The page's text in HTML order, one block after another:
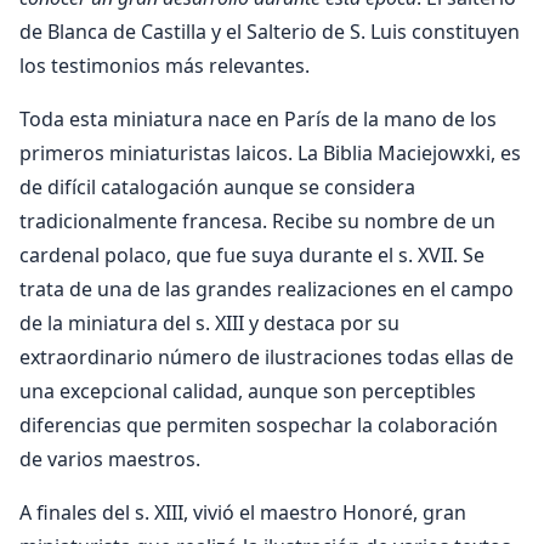
de Blanca de Castilla y el Salterio de S. Luis constituyen
los testimonios más relevantes.
Toda esta miniatura nace en París de la mano de los
primeros miniaturistas laicos. La Biblia Maciejowxki, es
de difícil catalogación aunque se considera
tradicionalmente francesa. Recibe su nombre de un
cardenal polaco, que fue suya durante el s. XVII. Se
trata de una de las grandes realizaciones en el campo
de la miniatura del s. XIII y destaca por su
extraordinario número de ilustraciones todas ellas de
una excepcional calidad, aunque son perceptibles
diferencias que permiten sospechar la colaboración
de varios maestros.
A finales del s. XIII, vivió el maestro Honoré, gran